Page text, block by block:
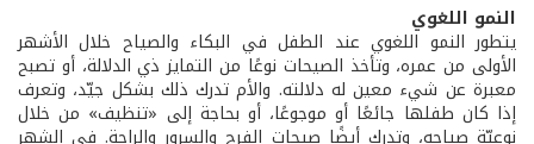
النمو اللغوي
يتطور النمو اللغوي عند الطفل في البكاء والصياح خلال الأشهر
الأولى من عمره، وتأخذ الصيحات نوعًا من التمايز ذي الدلالة، أو تصبح
معبرة عن شيء معين له دلالته. والأم تدرك ذلك بشكل جيّد، وتعرف
إذا كان طفلها جائعًا أو موجوعًا، أو بحاجة إلى «تنظيف» من خلال
نوعيّة صياحه، وتدرك أيضًا صيحات الفرح والسرور والراحة. في الشهر